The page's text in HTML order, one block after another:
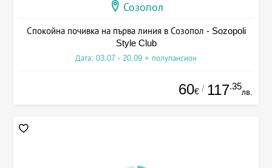
Созопол
Спокойна почивка на първа линия в Созопол - Sozopoli
Style Club
Дата: 03.07 - 20.09 + полупансион
60€ / 117.35
лв.